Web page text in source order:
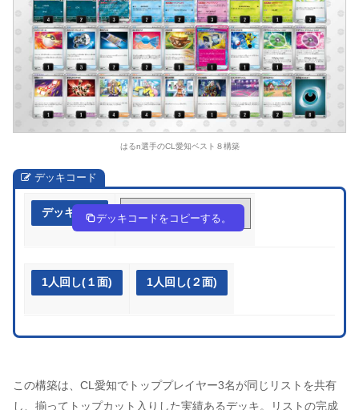
はるn選手のCL愛知ベスト８構築
デッキコード
デッキ作成 pyyypS-cVbiG1-MXSEyX
デッキコードをコピーする。
1人回し(１面) 1人回し(２面)
この構築は、CL愛知でトッププレイヤー3名が同じリストを共有
し、揃ってトップカット入りした実績あるデッキ。リストの完成